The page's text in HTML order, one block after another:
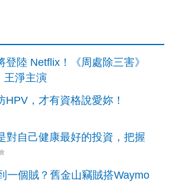
登陸 Netflix！《周處除三害》
王淨主演
HPV，才有資格說愛妳！
對自己健康最好的投資，把握
一個賊？舊金山竊賊搭Waymo